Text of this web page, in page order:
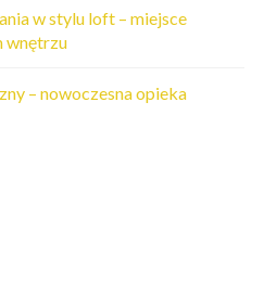
w stylu loft – miejsce
wnętrzu
– nowoczesna opieka